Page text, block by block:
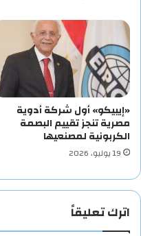
«إيبيكو» أول شركة أدوية
مصرية تنجز تقييم البصمة
الكربونية لمصنعيها
19 يوليو، 2026
اترك تعليقاً